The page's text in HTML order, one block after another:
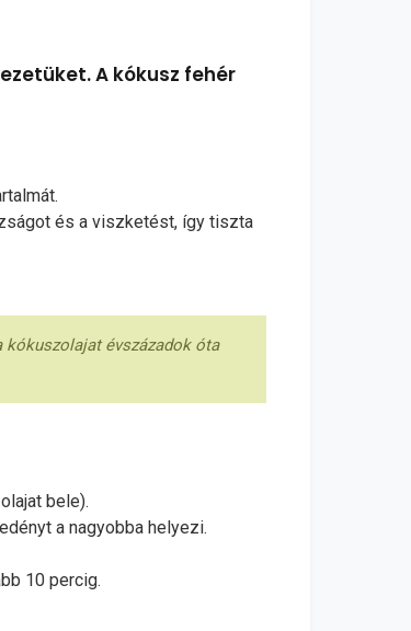
A kókusz fehér
és a viszketést, így tiszta
kókuszolajat évszázadok óta
bele).
a nagyobba helyezi.
10 percig.